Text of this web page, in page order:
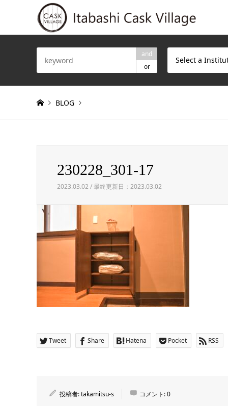
and
or
Select a
BLOG
230228_301-17
230228_301-17
2023.03.02 / 最終更新日：2023.03.02
Tweet Share Hatena Pocket RSS
投稿者:takamitsu-s コメント:0